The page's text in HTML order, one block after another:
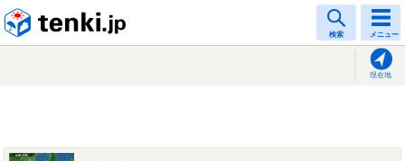
検索 メニュー
現在地